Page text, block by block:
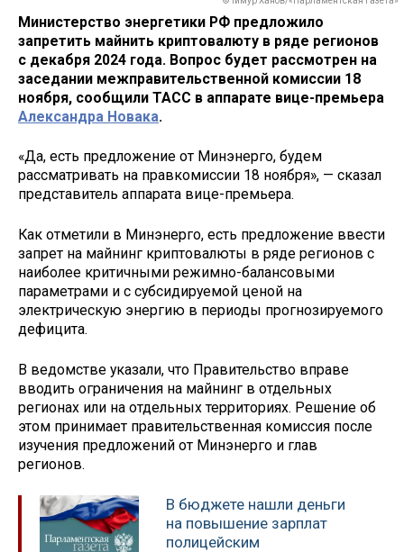
Министерство энергетики РФ предложило
запретить майнить криптовалюту в ряде регионов
с декабря 2024 года. Вопрос будет рассмотрен на
заседании межправительственной комиссии 18
ноября, сообщили ТАСС в аппарате вице-премьера
Александра Новака.
«Да, есть предложение от Минэнерго, будем
рассматривать на правкомиссии 18 ноября», — сказал
представитель аппарата вице-премьера.
Как отметили в Минэнерго, есть предложение ввести
запрет на майнинг криптовалюты в ряде регионов с
наиболее критичными режимно-балансовыми
параметрами и с субсидируемой ценой на
электрическую энергию в периоды прогнозируемого
дефицита.
В ведомстве указали, что Правительство вправе
вводить ограничения на майнинг в отдельных
регионах или на отдельных территориях. Решение об
этом принимает правительственная комиссия после
изучения предложений от Минэнерго и глав
регионов.
В бюджете нашли деньги
на повышение зарплат
полицейским